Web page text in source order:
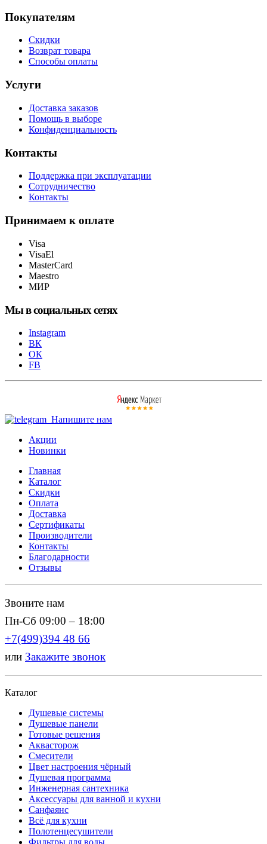
Покупателям
Скидки
Возврат товара
Способы оплаты
Услуги
Доставка заказов
Помощь в выборе
Конфиденциальность
Контакты
Поддержка при эксплуатации
Сотрудничество
Контакты
Принимаем к оплате
Visa
VisaEl
MasterCard
Maestro
МИР
Мы в социальных сетях
Instagram
ВК
ОК
FB
Напишите нам
Акции
Новинки
Главная
Каталог
Скидки
Оплата
Доставка
Сертификаты
Производители
Контакты
Благодарности
Отзывы
Звоните нам
Пн-Сб 09:00 – 18:00
+7(499)394 48 66
или Закажите звонок
Каталог
Душевые системы
Душевые панели
Готовые решения
Аквасторож
Смесители
Цвет настроения чёрный
Душевая программа
Инженерная сантехника
Аксессуары для ванной и кухни
Санфаянс
Всё для кухни
Полотенцесушители
Фильтры для воды